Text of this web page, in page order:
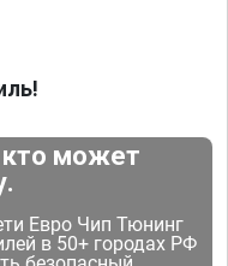
может
Евро Чип Тюнинг
в 50+ городах РФ